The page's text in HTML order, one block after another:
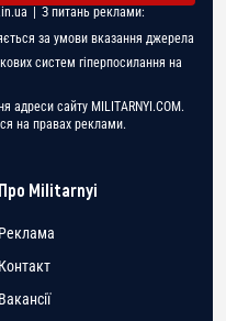
| З питань реклами:
за умови вказання джерела
систем гіперпосилання на
адреси сайту MILITARNYI.COM.
на правах реклами.
Про Militarnyi
Реклама
Контакт
Вакансії